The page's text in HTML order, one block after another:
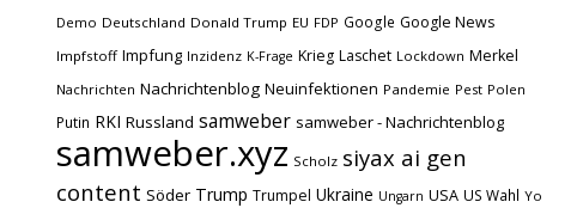
Demo Deutschland Donald Trump EU FDP Google Google News
Impfstoff Impfung Inzidenz K-Frage Krieg Laschet Lockdown Merkel
Nachrichten Nachrichtenblog Neuinfektionen Pandemie Pest Polen
Putin RKI Russland samweber samweber - Nachrichtenblog
samweber.xyz Scholz siyax ai gen
content Söder Trump Trumpel Ukraine Ungarn USA US Wahl Yo